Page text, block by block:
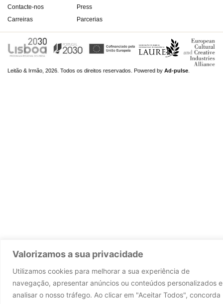
Valorizamos a sua privacidade
Utilizamos cookies para melhorar a sua experiência de
navegação, apresentar anúncios ou conteúdos personalizados e
analisar o nosso tráfego. Ao clicar em "Aceitar Todos", concorda
Contacte-nos
Carreiras
Press
Parcerias
Leitão & Irmão, 2026. Todos os direitos reservados. Powered by Ad-pulse